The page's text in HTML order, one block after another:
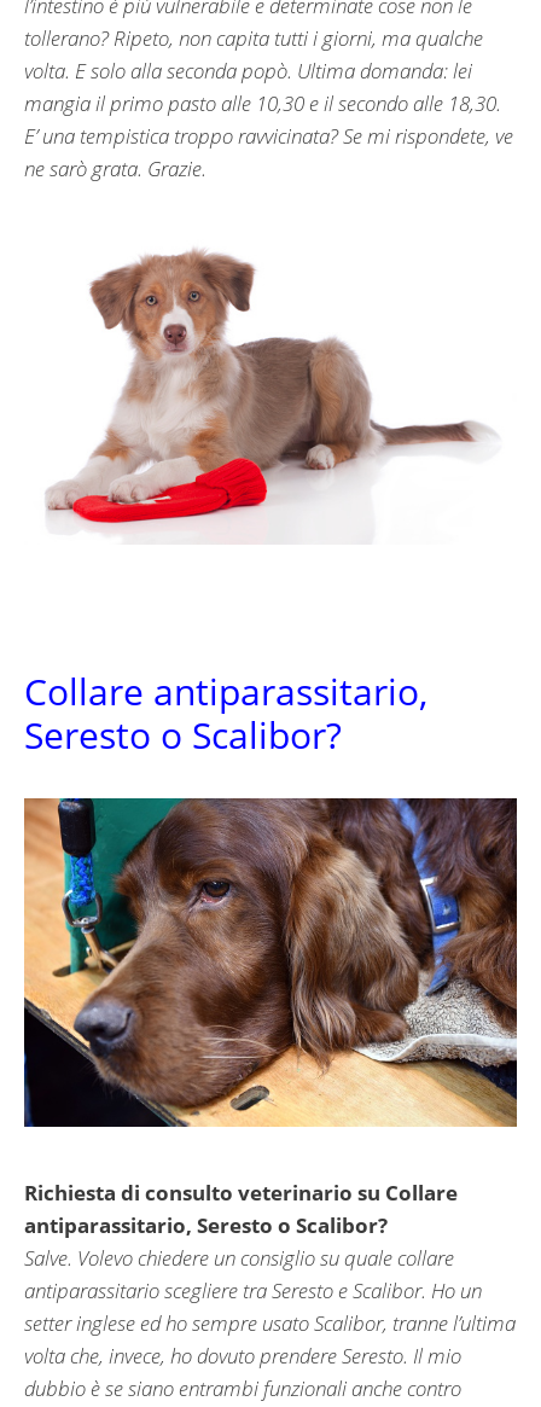
l’intestino è più vulnerabile e determinate cose non le
tollerano? Ripeto, non capita tutti i giorni, ma qualche
volta. E solo alla seconda popò. Ultima domanda: lei
mangia il primo pasto alle 10,30 e il secondo alle 18,30.
E’ una tempistica troppo ravvicinata? Se mi rispondete, ve
ne sarò grata. Grazie.
Collare antiparassitario,
Seresto o Scalibor?
Richiesta di consulto veterinario su Collare
antiparassitario, Seresto o Scalibor?
Salve. Volevo chiedere un consiglio su quale collare
antiparassitario scegliere tra Seresto e Scalibor. Ho un
setter inglese ed ho sempre usato Scalibor, tranne l’ultima
volta che, invece, ho dovuto prendere Seresto. Il mio
dubbio è se siano entrambi funzionali anche contro